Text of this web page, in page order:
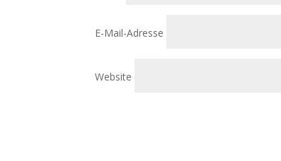
E-Mail-Adresse
Website